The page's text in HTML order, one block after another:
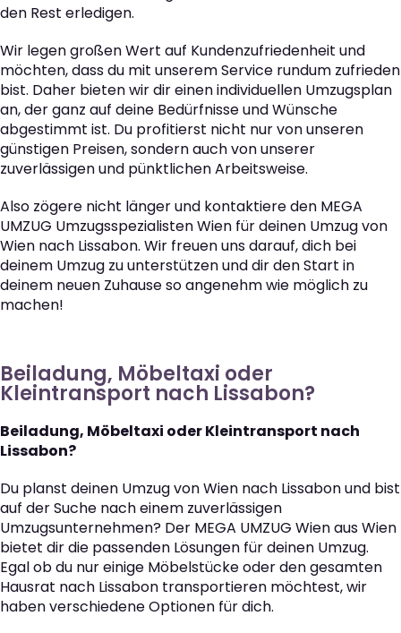
den Rest erledigen.
Wir legen großen Wert auf Kundenzufriedenheit und
möchten, dass du mit unserem Service rundum zufrieden
bist. Daher bieten wir dir einen individuellen Umzugsplan
an, der ganz auf deine Bedürfnisse und Wünsche
abgestimmt ist. Du profitierst nicht nur von unseren
günstigen Preisen, sondern auch von unserer
zuverlässigen und pünktlichen Arbeitsweise.
Also zögere nicht länger und kontaktiere den MEGA
UMZUG Umzugsspezialisten Wien für deinen Umzug von
Wien nach Lissabon. Wir freuen uns darauf, dich bei
deinem Umzug zu unterstützen und dir den Start in
deinem neuen Zuhause so angenehm wie möglich zu
machen!
Beiladung, Möbeltaxi oder
Kleintransport nach Lissabon?
Beiladung, Möbeltaxi oder Kleintransport nach
Lissabon?
Du planst deinen Umzug von Wien nach Lissabon und bist
auf der Suche nach einem zuverlässigen
Umzugsunternehmen? Der MEGA UMZUG Wien aus Wien
bietet dir die passenden Lösungen für deinen Umzug.
Egal ob du nur einige Möbelstücke oder den gesamten
Hausrat nach Lissabon transportieren möchtest, wir
haben verschiedene Optionen für dich.